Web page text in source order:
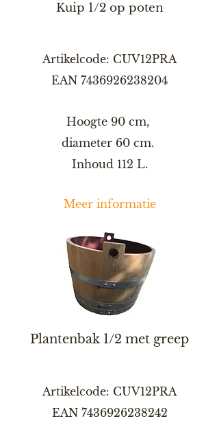
Kuip 1/2 op poten
Artikelcode: CUV12PRA
EAN 7436926238204
Hoogte 90 cm,
diameter 60 cm.
Inhoud 112 L.
Meer informatie
Plantenbak 1/2 met greep
Artikelcode: CUV12PRA
EAN 7436926238242